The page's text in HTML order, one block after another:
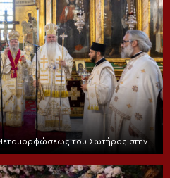
του Σωτήρος στην